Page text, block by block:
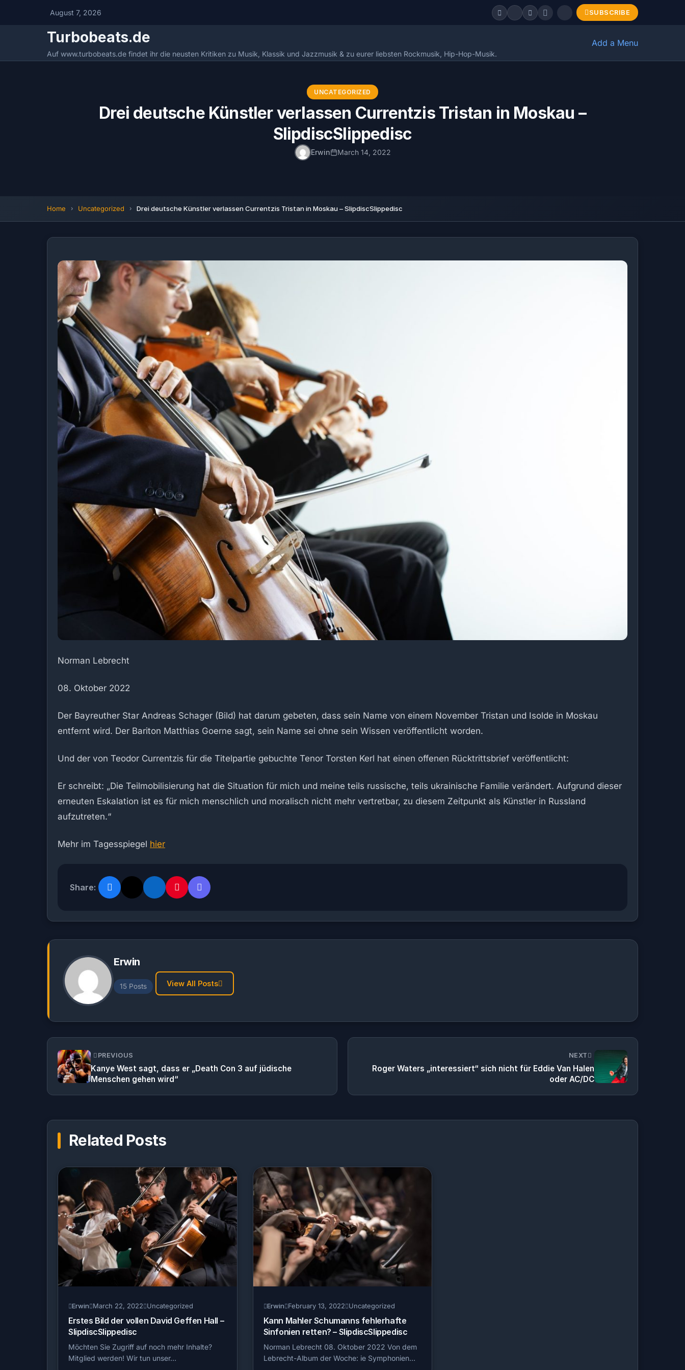
August 7, 2026 SUBSCRIBE
Turbobeats.de
Auf www.turbobeats.de findet ihr die neusten Kritiken zu Musik, Klassik und Jazzmusik & zu eurer liebsten Rockmusik, Hip-Hop-Musik.
Add a Menu
UNCATEGORIZED
Drei deutsche Künstler verlassen Currentzis Tristan in Moskau –
SlipdiscSlippedisc
Erwin March 14, 2022
Home Uncategorized Drei deutsche Künstler verlassen Currentzis Tristan in Moskau – SlipdiscSlippedisc
Norman Lebrecht
08. Oktober 2022
Der Bayreuther Star Andreas Schager (Bild) hat darum gebeten, dass sein Name von einem November Tristan und Isolde in Moskau
entfernt wird. Der Bariton Matthias Goerne sagt, sein Name sei ohne sein Wissen veröffentlicht worden.
Und der von Teodor Currentzis für die Titelpartie gebuchte Tenor Torsten Kerl hat einen offenen Rücktrittsbrief veröffentlicht:
Er schreibt: „Die Teilmobilisierung hat die Situation für mich und meine teils russische, teils ukrainische Familie verändert. Aufgrund dieser
erneuten Eskalation ist es für mich menschlich und moralisch nicht mehr vertretbar, zu diesem Zeitpunkt als Künstler in Russland
aufzutreten.“
Mehr im Tagesspiegel hier
Share:
Erwin
15 Posts View All Posts
PREVIOUS
Kanye West sagt, dass er „Death Con 3 auf jüdische
Menschen gehen wird“
NEXT
Roger Waters „interessiert“ sich nicht für Eddie Van Halen
oder AC/DC
Related Posts
Erwin March 22, 2022 Uncategorized
Erstes Bild der vollen David Geffen Hall –
SlipdiscSlippedisc
Möchten Sie Zugriff auf noch mehr Inhalte?
Mitglied werden! Wir tun unser…
Erwin February 13, 2022 Uncategorized
Kann Mahler Schumanns fehlerhafte
Sinfonien retten? – SlipdiscSlippedisc
Norman Lebrecht 08. Oktober 2022 Von dem
Lebrecht-Album der Woche: ie Symphonien…